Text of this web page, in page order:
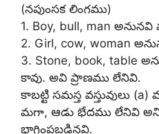
(నపుంసక లింగము)
1. Boy, bull, man
2. Girl, cow, woman
3. Stone, book, table
కావు. అవి ప్రాణము లేనివి.
కాబట్టి సమస్త వస్తువులు
మగా, ఆడు భేదము లేనివి
భాగింపబడినవి.